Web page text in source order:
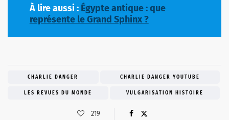
À lire aussi : Égypte antique : que
représente le Grand Sphinx ?
CHARLIE DANGER CHARLIE DANGER YOUTUBE
LES REVUES DU MONDE VULGARISATION HISTOIRE
219